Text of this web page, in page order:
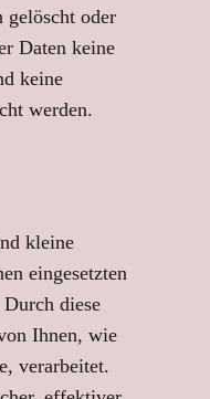
gelöscht oder
Daten keine
keine
werden.
kleine
eingesetzten
diese
Ihnen, wie
verarbeitet.